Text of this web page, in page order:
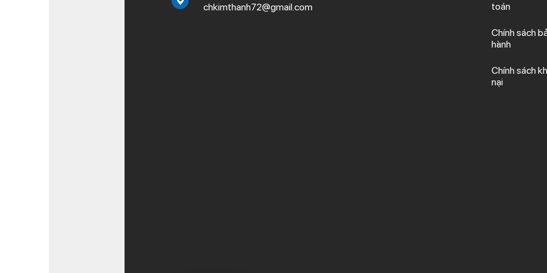
chkimthanh72@gmail.com
toán
Chính sách
hành
Chính sách
nại